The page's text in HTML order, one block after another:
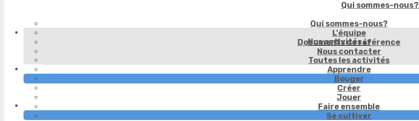
Qui sommes-nous?
Qui sommes-nous?
L'équipe
Documents de référence
Nous contacter
Nos activités▴▾
Toutes les activités
Apprendre
Bouger
Créer
Jouer
Faire ensemble
Se cultiver